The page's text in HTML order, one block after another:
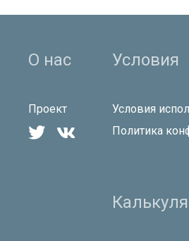
О нас
Проект
 
Условия
Условия
Политика